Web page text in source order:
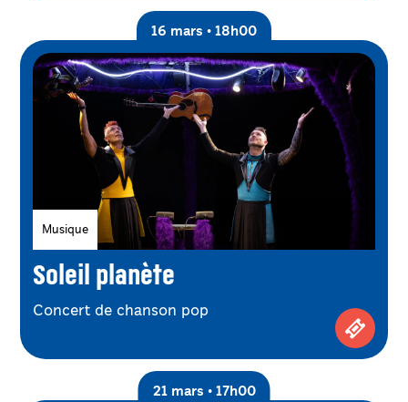
Soleil planète
Musique
16 mars • 18h00
Concert de chanson pop
21 mars • 17h00